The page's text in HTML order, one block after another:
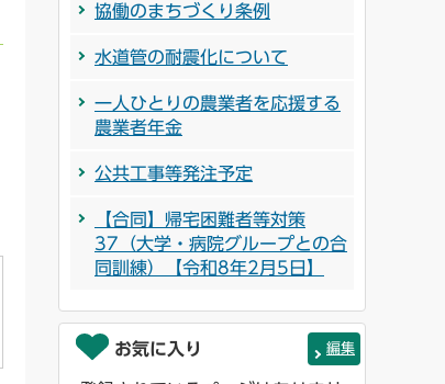
協働のまちづくり条例
水道管の耐震化について
一人ひとりの農業者を応援する
農業者年金
公共工事等発注予定
【合同】帰宅困難者等対策
37（大学・病院グループとの合
同訓練）【令和8年2月5日】
お気に入り 編集